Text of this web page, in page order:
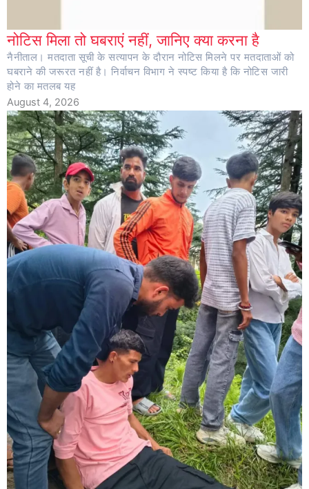
नोटिस मिला तो घबराएं नहीं, जानिए क्या करना है
नैनीताल। मतदाता सूची के सत्यापन के दौरान नोटिस मिलने पर मतदाताओं को
घबराने की जरूरत नहीं है। निर्वाचन विभाग ने स्पष्ट किया है कि नोटिस जारी
होने का मतलब यह
August 4, 2026